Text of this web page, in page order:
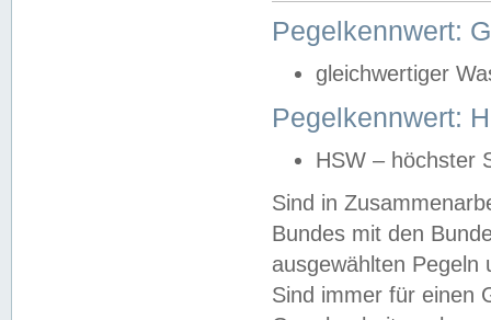
Pegelkennwert:
gleichwertiger
Pegelkennwert:
HSW – höchster
Sind in
Bundes mit den
ausgewählten
Sind immer für einen